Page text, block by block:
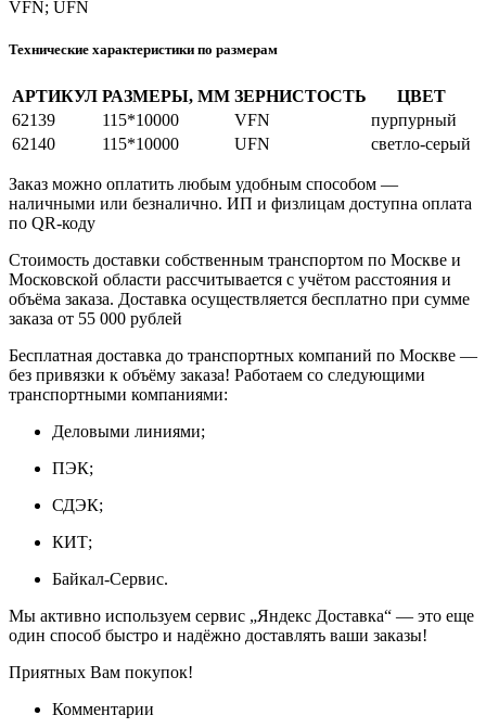
VFN; UFN
Технические характеристики по размерам
АРТИКУЛ РАЗМЕРЫ, ММ ЗЕРНИСТОСТЬ
ЦВЕТ
62139
115*10000 VFN
пурпурный
62140
115*10000 UFN светло-серый
Заказ можно оплатить любым удобным способом —
наличными или безналично. ИП и физлицам доступна оплата
по QR‑коду
Стоимость доставки собственным транспортом по Москве и
Московской области рассчитывается с учётом расстояния и
объёма заказа. Доставка осуществляется бесплатно при сумме
заказа от 55 000 рублей
Бесплатная доставка до транспортных компаний по Москве —
без привязки к объёму заказа! Работаем со следующими
транспортными компаниями:
Деловыми линиями;
ПЭК;
СДЭК;
КИТ;
Байкал-Сервис.
Мы активно используем сервис „Яндекс Доставка“ — это еще
один способ быстро и надёжно доставлять ваши заказы!
Приятных Вам покупок!
Комментарии